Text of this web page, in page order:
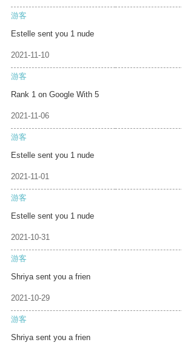
游客
Estelle sent you 1 nude
2021-11-10
游客
Rank 1 on Google With 5
2021-11-06
游客
Estelle sent you 1 nude
2021-11-01
游客
Estelle sent you 1 nude
2021-10-31
游客
Shriya sent you a frien
2021-10-29
游客
Shriya sent you a frien